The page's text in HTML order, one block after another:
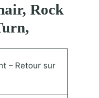
Rock
– Retour sur